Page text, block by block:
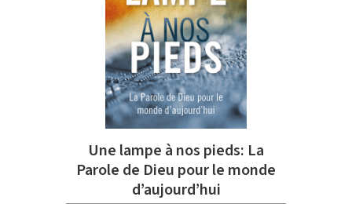
Une lampe à nos pieds: La
Parole de Dieu pour le monde
d’aujourd’hui